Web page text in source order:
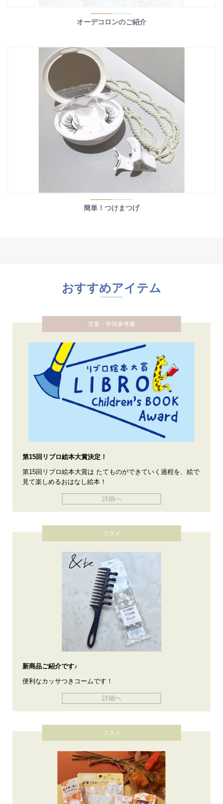
オーデコロンのご紹介
簡単！つけまつげ
おすすめアイテム
児童・学習参考書
第15回リブロ絵本大賞決定！
第15回リブロ絵本大賞は たてものができていく過程を、絵で
見て楽しめるおはなし絵本！
詳細へ
コスメ
新商品ご紹介です♪
便利なカッサつきコームです！
詳細へ
コスメ